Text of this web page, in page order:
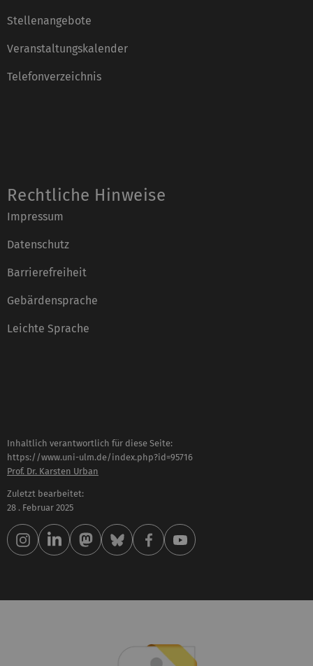
Stellenangebote
Veranstaltungskalender
Telefonverzeichnis
Rechtliche Hinweise
Impressum
Datenschutz
Barrierefreiheit
Gebärdensprache
Leichte Sprache
Inhaltlich verantwortlich für diese Seite:
https://www.uni-ulm.de/index.php?id=95716
Prof. Dr. Karsten Urban
Zuletzt bearbeitet:
28 . Februar 2025